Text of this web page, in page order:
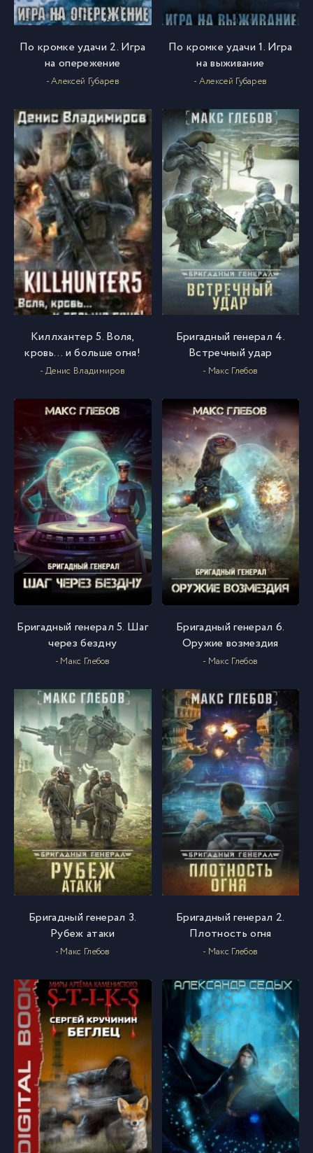
По кромке удачи 2. Игра
на опережение
- Алексей Губарев
По кромке удачи 1. Игра
на выживание
- Алексей Губарев
Киллхантер 5. Воля,
кровь… и больше огня!
- Денис Владимиров
Бригадный генерал 4.
Встречный удар
- Макс Глебов
Бригадный генерал 5. Шаг
через бездну
- Макс Глебов
Бригадный генерал 6.
Оружие возмездия
- Макс Глебов
Бригадный генерал 3.
Рубеж атаки
- Макс Глебов
Бригадный генерал 2.
Плотность огня
- Макс Глебов